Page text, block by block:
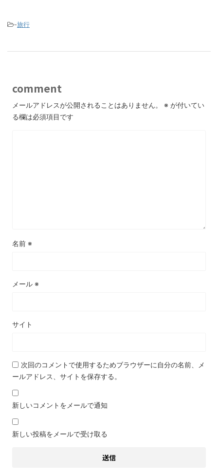
-旅行
comment
メールアドレスが公開されることはありません。 ※ が付いてい
る欄は必須項目です
名前 ※
メール ※
サイト
次回のコメントで使用するためブラウザーに自分の名前、メ
ールアドレス、サイトを保存する。
新しいコメントをメールで通知
新しい投稿をメールで受け取る